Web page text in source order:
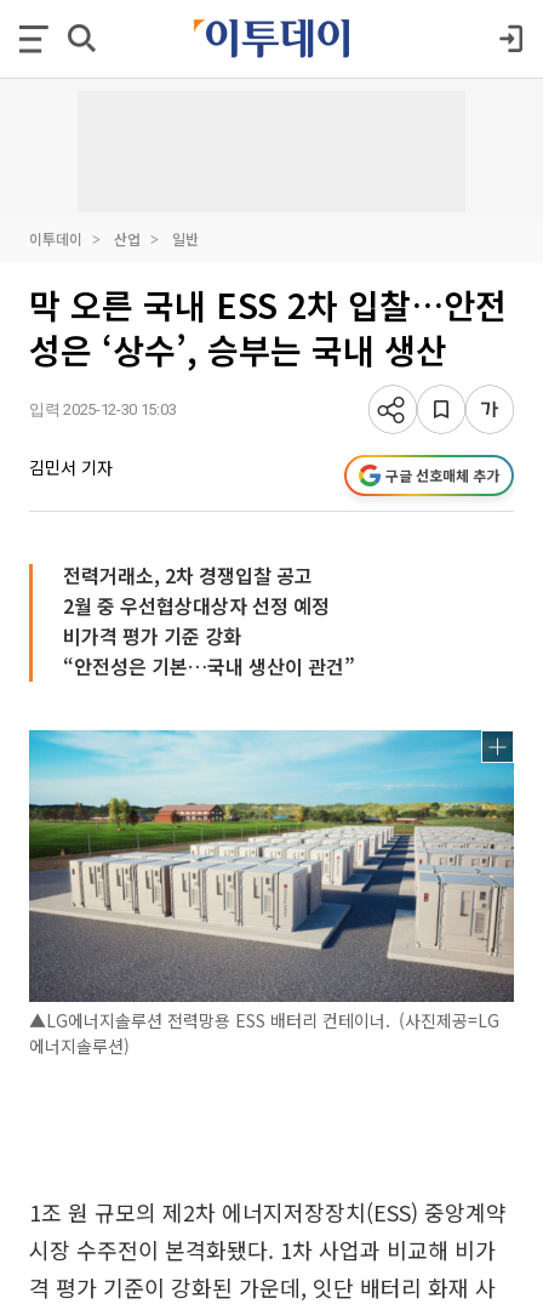
이투데이 산업 일반
막 오른 국내 ESS 2차 입찰…안전
성은 ‘상수’, 승부는 국내 생산
입력 2025-12-30 15:03
김민서 기자 구글 선호매체 추가
전력거래소, 2차 경쟁입찰 공고
2월 중 우선협상대상자 선정 예정
비가격 평가 기준 강화
“안전성은 기본…국내 생산이 관건”
▲LG에너지솔루션 전력망용 ESS 배터리 컨테이너. (사진제공=LG
에너지솔루션)
1조 원 규모의 제2차 에너지저장장치(ESS) 중앙계약
시장 수주전이 본격화됐다. 1차 사업과 비교해 비가
격 평가 기준이 강화된 가운데, 잇단 배터리 화재 사